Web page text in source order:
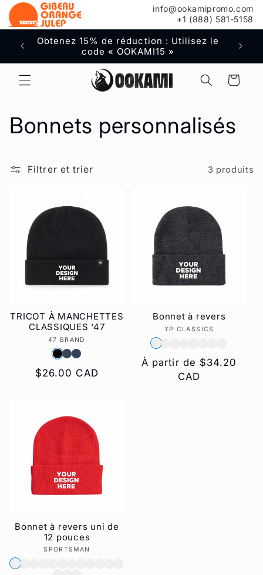
info@ookamipromo.com
+1 (888) 581-5158
Obtenez 15% de réduction : Utilisez le
code « OOKAMI15 »
Panier
C
l
i
Bonnets personnalisés
Filtrer et trier 3 produits
TRICOT À MANCHETTES
CLASSIQUES '47
Fournisseur :
47 BRAND
Prix
$26.00 CAD
Bonnet à revers
Fournisseur :
YP CLASSICS
PrixÀ partir de $34.20
CAD
Bonnet à revers uni de
12 pouces
Fournisseur :
SPORTSMAN